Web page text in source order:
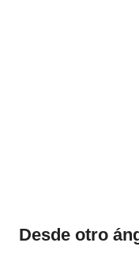
Desde otro